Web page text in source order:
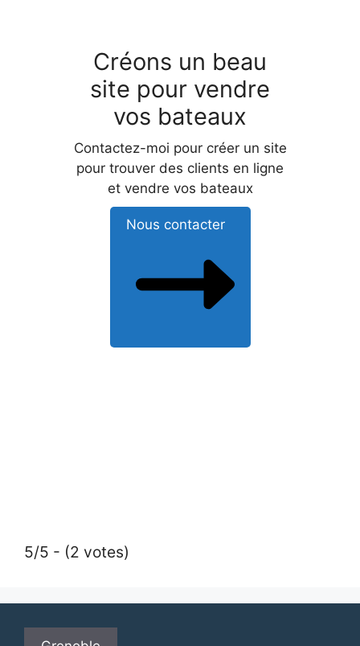
Créons un beau
site pour vendre
vos bateaux
Contactez-moi pour créer un site
pour trouver des clients en ligne
et vendre vos bateaux
Nous contacter
5/5 - (2 votes)